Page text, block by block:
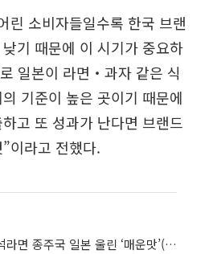
린 소비자들일수록 한국 브랜
기 때문에 이 시기가 중요하
일본이 라면‧과자 같은 식
기준이 높은 곳이기 때문에
하고 또 성과가 난다면 브랜드
이라고 전했다.
마흔살 농심 신라면, 즉석라면 종주국 일본 울린 ‘매운맛’(르포)